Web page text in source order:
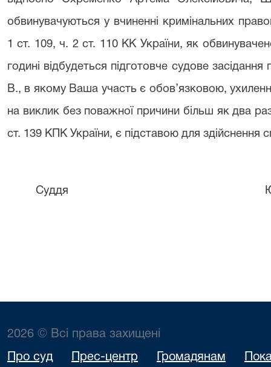
обвинувачуються у вчиненні кримінальних
1 ст. 109, ч. 2 ст. 110 КК України, як
годині відбудеться підготовче судове
В., в якому Ваша участь є обов’язковою,
на виклик без поважної причини більш як два
ст. 139 КПК України, є підставою для здійснення
Суддя Ю. В.
2026 © Всі права захищені
Про суд Прес-центр Громадянам